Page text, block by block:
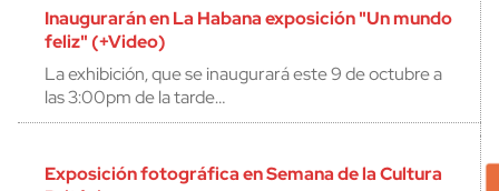
Inaugurarán en La Habana exposición "Un mundo
feliz" (+Video)
La exhibición, que se inaugurará este 9 de octubre a
las 3:00pm de la tarde…
Exposición fotográfica en Semana de la Cultura